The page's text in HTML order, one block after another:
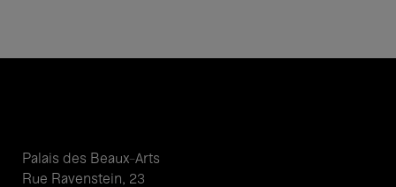
Palais des Beaux-Arts
Rue Ravenstein, 23